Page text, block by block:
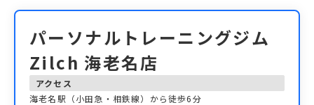
パーソナルトレーニングジム
Zilch 海老名店
アクセス
海老名駅（小田急・相鉄線）から徒歩6分